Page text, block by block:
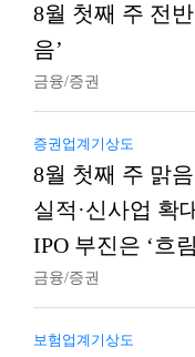
8월 첫째 주 전
음’
금융/증권
증권업계기상도
8월 첫째 주 맑
실적·신사업 확
IPO 부진은 ‘흐
금융/증권
보험업계기상도